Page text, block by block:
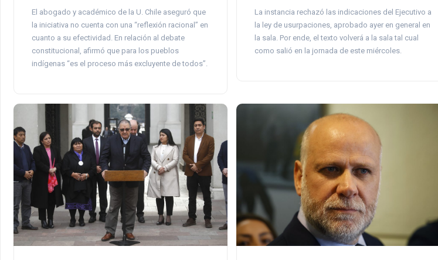
El abogado y académico de la U. Chile aseguró que
la iniciativa no cuenta con una “reflexión racional” en
cuanto a su efectividad. En relación al debate
constitucional, afirmó que para los pueblos
indígenas “es el proceso más excluyente de todos”.
La instancia rechazó las indicaciones del Ejecutivo a
la ley de usurpaciones, aprobado ayer en general en
la sala. Por ende, el texto volverá a la sala tal cual
como salió en la jornada de este miércoles.